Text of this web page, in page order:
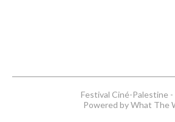
Festival Ciné-Palestine -
Powered by What The